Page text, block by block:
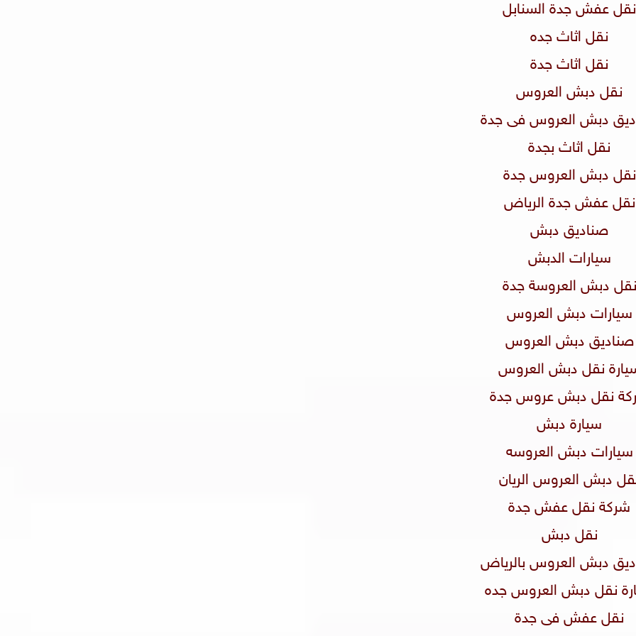
نقل عفش جدة السنابل
نقل اثاث جده
نقل اثاث جدة
نقل دبش العروس
دبش العروس فى جدة
نقل اثاث بجدة
نقل دبش العروس جدة
نقل عفش جدة الرياض
صناديق دبش
سيارات الدبش
نقل دبش العروسة جدة
سيارات دبش العروس
صناديق دبش العروس
سيارة نقل دبش العروس
نقل دبش عروس جدة
سيارة دبش
سيارات دبش العروسه
نقل دبش العروس الريان
شركة نقل عفش جدة
نقل دبش
دبش العروس بالرياض
نقل دبش العروس جده
نقل عفش فى جدة